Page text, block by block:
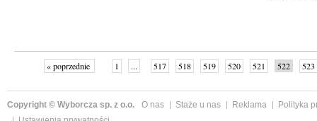
« poprzednie 1 ... 517 518 519 520 521 522 523
Copyright © Wyborcza sp. z o.o. O nas Staże u nas Reklama
Polityka